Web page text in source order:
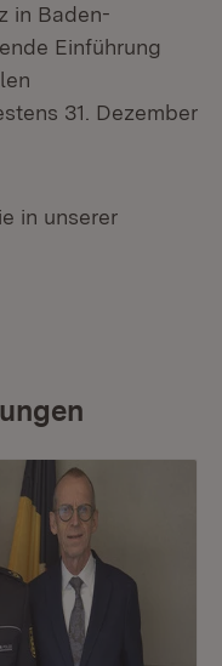
in Baden-
Einführung
31. Dezember
in unserer